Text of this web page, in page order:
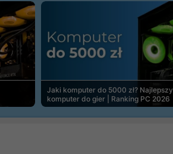
Jaki komputer do 5000 zł? Najlepszy
komputer do gier | Ranking PC 2026